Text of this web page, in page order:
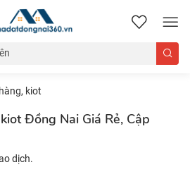
nhadatdongnai360.vn
kiot
Đồng Nai Giá Rẻ, Cập
dịch.